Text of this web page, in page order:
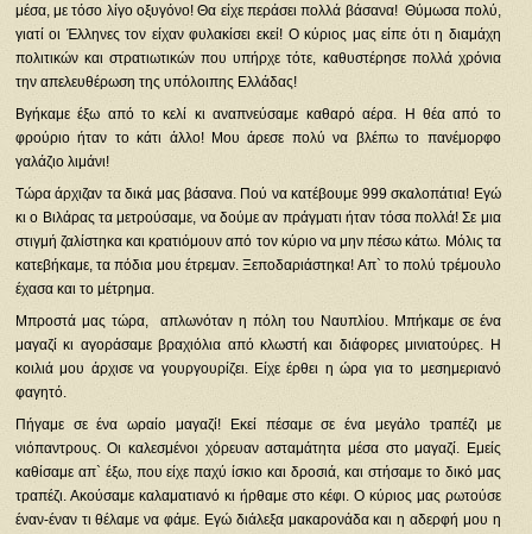
μέσα, με τόσο λίγο οξυγόνο! Θα είχε περάσει πολλά βάσανα! Θύμωσα πολύ,
γιατί οι Έλληνες τον είχαν φυλακίσει εκεί! Ο κύριος μας είπε ότι η διαμάχη
πολιτικών και στρατιωτικών που υπήρχε τότε, καθυστέρησε πολλά χρόνια
την απελευθέρωση της υπόλοιπης Ελλάδας!
Βγήκαμε έξω από το κελί κι αναπνεύσαμε καθαρό αέρα. Η θέα από το
φρούριο ήταν το κάτι άλλο! Μου άρεσε πολύ να βλέπω το πανέμορφο
γαλάζιο λιμάνι!
Τώρα άρχιζαν τα δικά μας βάσανα. Πού να κατέβουμε 999 σκαλοπάτια! Εγώ
κι ο Βιλάρας τα μετρούσαμε, να δούμε αν πράγματι ήταν τόσα πολλά! Σε μια
στιγμή ζαλίστηκα και κρατιόμουν από τον κύριο να μην πέσω κάτω. Μόλις τα
κατεβήκαμε, τα πόδια μου έτρεμαν. Ξεποδαριάστηκα! Απ` το πολύ τρέμουλο
έχασα και το μέτρημα.
Μπροστά μας τώρα, απλωνόταν η πόλη του Ναυπλίου. Μπήκαμε σε ένα
μαγαζί κι αγοράσαμε βραχιόλια από κλωστή και διάφορες μινιατούρες. Η
κοιλιά μου άρχισε να γουργουρίζει. Είχε έρθει η ώρα για το μεσημεριανό
φαγητό.
Πήγαμε σε ένα ωραίο μαγαζί! Εκεί πέσαμε σε ένα μεγάλο τραπέζι με
νιόπαντρους. Οι καλεσμένοι χόρευαν ασταμάτητα μέσα στο μαγαζί. Εμείς
καθίσαμε απ` έξω, που είχε παχύ ίσκιο και δροσιά, και στήσαμε το δικό μας
τραπέζι. Ακούσαμε καλαματιανό κι ήρθαμε στο κέφι. Ο κύριος μας ρωτούσε
έναν-έναν τι θέλαμε να φάμε. Εγώ διάλεξα μακαρονάδα και η αδερφή μου η